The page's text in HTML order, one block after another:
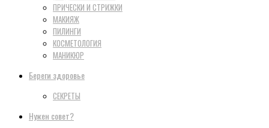
ПРИЧЕСКИ И СТРИЖКИ
МАКИЯЖ
ПИЛИНГИ
КОСМЕТОЛОГИЯ
МАНИКЮР
Береги здоровье
СЕКРЕТЫ
Нужен совет?